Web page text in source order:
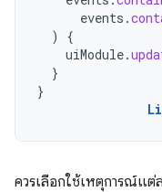
events .
)
{
uiModule.
}
}
ควรเลือกใช้เหตุการณ์แต่